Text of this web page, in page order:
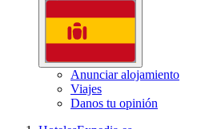
Anunciar alojamiento
Viajes
Danos tu opinión